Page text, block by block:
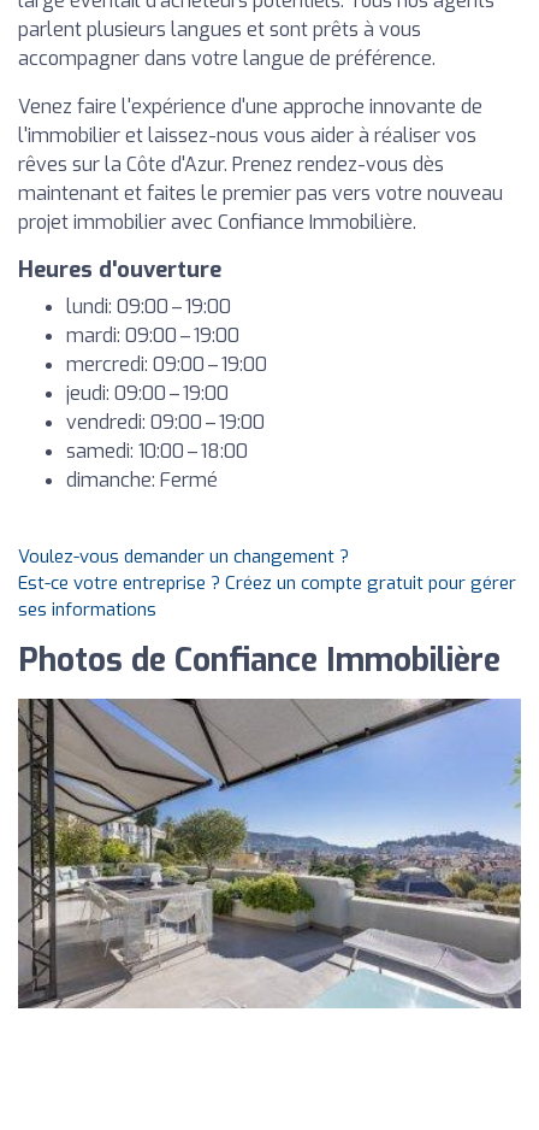
parlent plusieurs langues et sont prêts à vous
accompagner dans votre langue de préférence.
Venez faire l'expérience d'une approche innovante de
l'immobilier et laissez-nous vous aider à réaliser vos
rêves sur la Côte d'Azur. Prenez rendez-vous dès
maintenant et faites le premier pas vers votre nouveau
projet immobilier avec Confiance Immobilière.
Heures d'ouverture
lundi: 09:00 – 19:00
mardi: 09:00 – 19:00
mercredi: 09:00 – 19:00
jeudi: 09:00 – 19:00
vendredi: 09:00 – 19:00
samedi: 10:00 – 18:00
dimanche: Fermé
Voulez-vous demander un changement ?
Est-ce votre entreprise ? Créez un compte gratuit pour gérer
ses informations
Photos de Confiance Immobilière